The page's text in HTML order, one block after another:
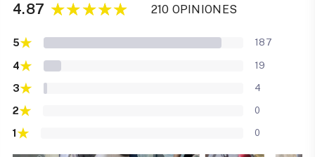
4.87 210 OPINIONES
5★ 187
4★ 19
3★ 4
2★ 0
1★ 0